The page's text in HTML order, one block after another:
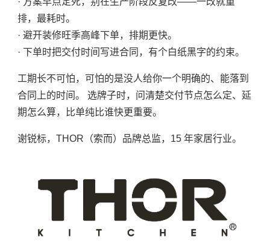
排，最耗时。
· 避开装修旺季高峰下单，排期更快。
· 下单时把交付时间写进合同，有个白纸黑字的约束。
工期长不可怕，可怕的是没人给你一个明确的、能落到
合同上的时间。 选牌子时，问清楚交付节点怎么定、延
期怎么算，比单纯比谁快更重要。
谢锐标，THOR（索而）品牌总监，15 年家居行业。